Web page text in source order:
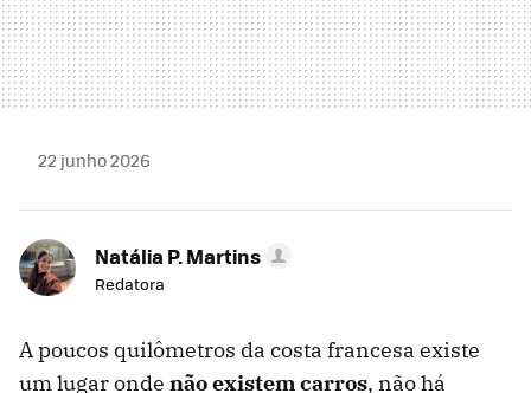
22 junho 2026
Natália P. Martins
Redatora
A poucos quilômetros da costa francesa existe
um lugar onde não existem carros, não há